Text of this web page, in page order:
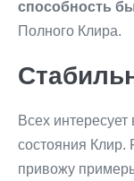
способность
Полного Клира.
Всех интересует
состояния Клир.
привожу